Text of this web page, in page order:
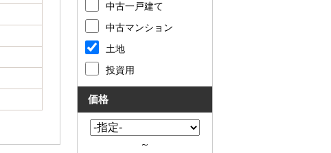
中古一戸建て
中古マンション
土地
投資用
価格
～